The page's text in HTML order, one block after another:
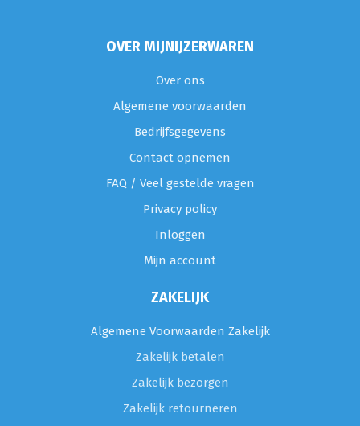
OVER MIJNIJZERWAREN
Over ons
Algemene voorwaarden
Bedrijfsgegevens
Contact opnemen
FAQ / Veel gestelde vragen
Privacy policy
Inloggen
Mijn account
ZAKELIJK
Algemene Voorwaarden Zakelijk
Zakelijk betalen
Zakelijk bezorgen
Zakelijk retourneren